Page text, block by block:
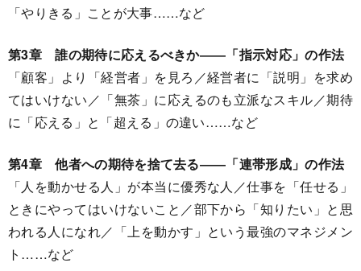
「やりきる」ことが大事……など
第3章 誰の期待に応えるべきか――「指示対応」の作法
「顧客」より「経営者」を見ろ／経営者に「説明」を求め
てはいけない／「無茶」に応えるのも立派なスキル／期待
に「応える」と「超える」の違い……など
第4章 他者への期待を捨て去る――「連帯形成」の作法
「人を動かせる人」が本当に優秀な人／仕事を「任せる」
ときにやってはいけないこと／部下から「知りたい」と思
われる人になれ／「上を動かす」という最強のマネジメン
ト……など